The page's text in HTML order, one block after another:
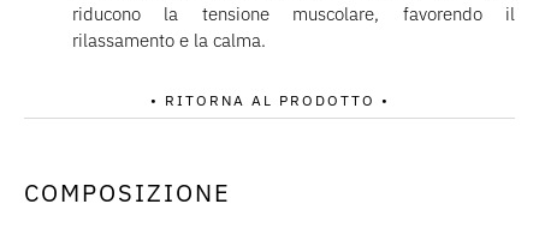
riducono la tensione muscolare, favorendo il
rilassamento e la calma.
• RITORNA AL PRODOTTO •
COMPOSIZIONE